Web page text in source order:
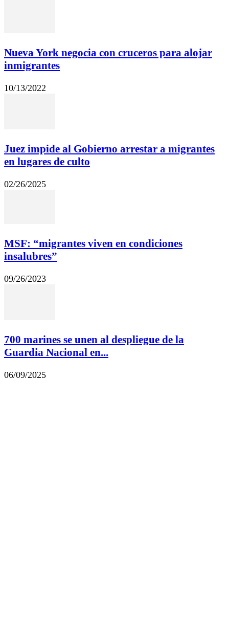
Nueva York negocia con cruceros para alojar
inmigrantes
10/13/2022
Juez impide al Gobierno arrestar a migrantes
en lugares de culto
02/26/2025
MSF: “migrantes viven en condiciones
insalubres”
09/26/2023
700 marines se unen al despliegue de la
Guardia Nacional en...
06/09/2025